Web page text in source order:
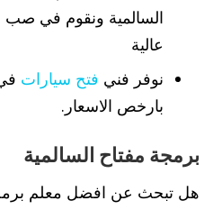
السالمية ونقوم في صب
عالية
نوفر فني فتح سيارات
بارخص الاسعار.
برمجة مفتاح السالمية
هل تبحث عن افضل معلم